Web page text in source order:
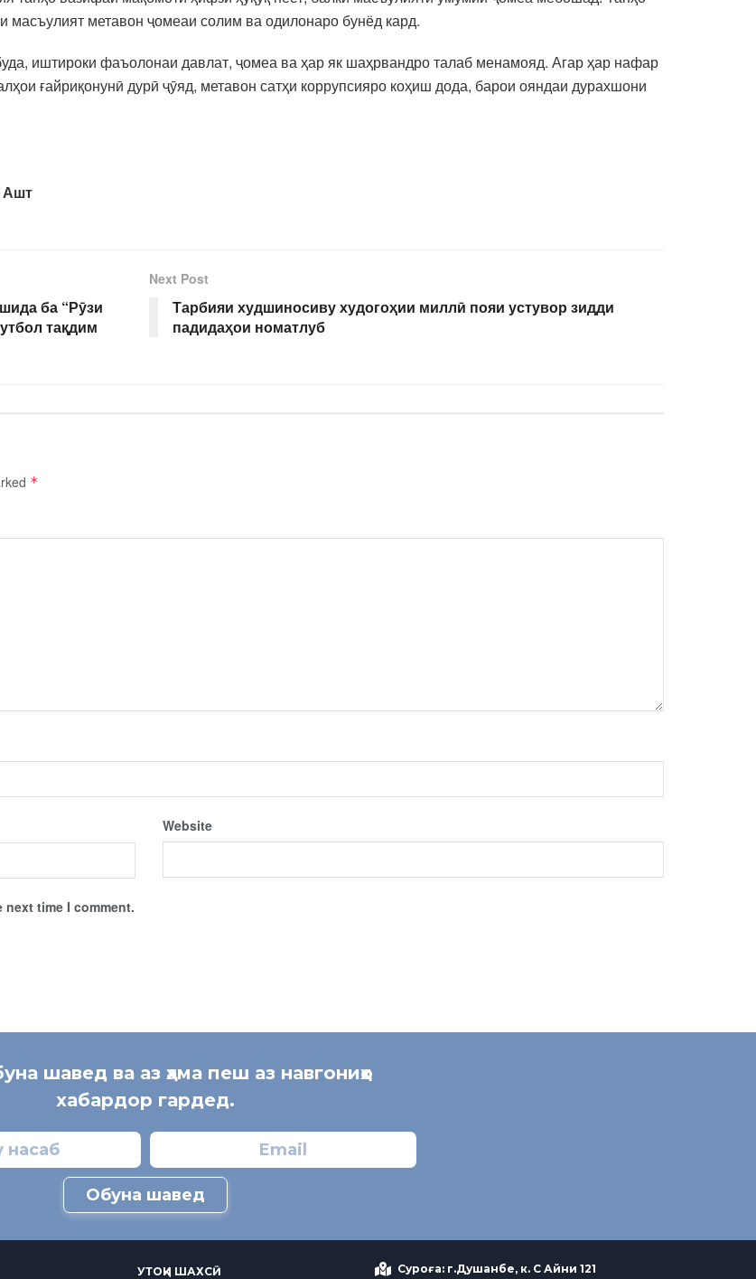
масъулият метавон ҷомеаи солим ва одилонаро бунёд кард.
иштироки фаъолонаи давлат, ҷомеа ва ҳар як шаҳрвандро талаб менамояд. Агар ҳар нафар
ғайриқонунӣ дурӣ ҷӯяд, метавон сатҳи коррупсияро коҳиш дода, барои ояндаи дурахшони
Ашт
ба “Рӯзи
тақдим
Next Post
Тарбияи худшиносиву худогоҳии миллӣ пояи устувор зидди
падидаҳои номатлуб
*
Website
time I comment.
шавед ва аз ҳама пеш аз навгониҳо
хабардор гардед.
Обуна шавед
УТОҚИ ШАХСӢ Суроға: г.Душанбе, к. С Айни 121